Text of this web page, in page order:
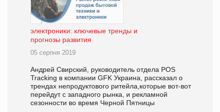
электроники: ключевые тренды и
прогнозы развития
05 серпня 2019
Андрей Свирский, руководитель отдела POS
Tracking в компании GFK Украина, рассказал о
трендах непродуктового ритейла,которые вот-вот
перейдут с западного рынка, и рекламной
сезонности во время Черной Пятницы